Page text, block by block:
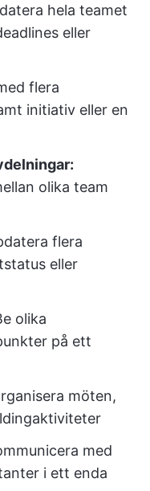
hela teamet
eller
flera
initiativ eller en
olika team
flera
eller
olika
på ett
möten,
med
i ett enda